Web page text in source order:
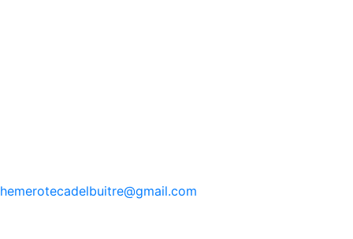
hemerotecadelbuitre@gmail.com